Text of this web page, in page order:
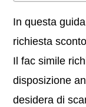
In questa
richiesta
Il fac simile
disposizione
desidera di